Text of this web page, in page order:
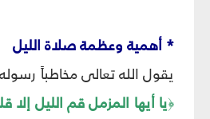
* أهمية وعظمة صلاة الليل‏
يقول الله تعالى مخاطباً
﴿يا أيها المزمل قم الليل